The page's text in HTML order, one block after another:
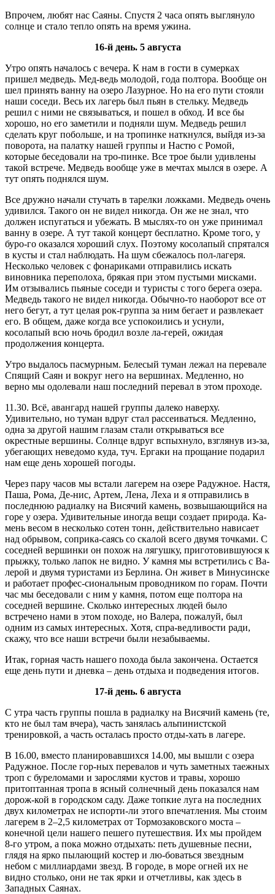
Впрочем, любят нас Саяны. Спустя 2 часа опять выглянуло
солнце и стало тепло опять на время ужина.
16-й день. 5 августа
Утро опять началось с вечера. К нам в гости в сумерках
пришел медведь. Мед-ведь молодой, года полтора. Вообще он
шел принять ванну на озеро Лазурное. Но на его пути стояли
наши соседи. Весь их лагерь был пьян в стельку. Медведь
решил с ними не связываться, и пошел в обход. И все бы
хорошо, но его заметили и подняли шум. Медведь решил
сделать круг побольше, и на тропинке наткнулся, выйдя из-за
поворота, на палатку нашей группы и Настю с Ромой,
которые беседовали на тро-пинке. Все трое были удивлены
такой встрече. Медведь вообще уже в мечтах мылся в озере. А
тут опять поднялся шум.
Все дружно начали стучать в тарелки ложками. Медведь очень
удивился. Такого он не видел никогда. Он же не знал, что
должен испугаться и убежать. В мыслях-то он уже принимал
ванну в озере. А тут такой концерт бесплатно. Кроме того, у
буро-го оказался хороший слух. Поэтому косолапый спрятался
в кусты и стал наблюдать. На шум сбежалось пол-лагеря.
Несколько человек с фонариками отправились искать
виновника переполоха, брякая при этом пустыми мисками.
Им отзывались пьяные соседи и туристы с того берега озера.
Медведь такого не видел никогда. Обычно-то наоборот все от
него бегут, а тут целая рок-группа за ним бегает и развлекает
его. В общем, даже когда все успокоились и уснули,
косолапый всю ночь бродил возле ла-герей, ожидая
продолжения концерта.
Утро выдалось пасмурным. Белесый туман лежал на перевале
Спящий Саян и вокруг него на вершинах. Медленно, но
верно мы одолевали наш последний перевал в этом проходе.
11.30. Всё, авангард нашей группы далеко наверху.
Удивительно, но туман вдруг стал рассеиваться. Медленно,
одна за другой нашим глазам стали открываться все
окрестные вершины. Солнце вдруг вспыхнуло, взглянув из-за,
убегающих неведомо куда, туч. Ергаки на прощание подарил
нам еще день хорошей погоды.
Через пару часов мы встали лагерем на озере Радужное. Настя,
Паша, Рома, Де-нис, Артем, Лена, Леха и я отправились в
последнюю радиалку на Висячий камень, возвышающийся на
горе у озера. Удивительные иногда вещи создает природа. Ка-
мень весом в несколько сотен тонн, действительно нависает
над обрывом, соприка-саясь со скалой всего двумя точками. С
соседней вершинки он похож на лягушку, приготовившуюся к
прыжку, только лапок не видно. У камня мы встретились с Ва-
лерой и двумя туристами из Берлина. Он живет в Минусинске
и работает профес-сиональным проводником по горам. Почти
час мы беседовали с ним у камня, потом еще полтора на
соседней вершине. Сколько интересных людей было
встречено нами в этом походе, но Валера, пожалуй, был
одним из самых интересных. Хотя, спра-ведливости ради,
скажу, что все наши встречи были незабываемы.
Итак, горная часть нашего похода была закончена. Остается
еще день пути и дневка – день отдыха и подведения итогов.
17-й день. 6 августа
С утра часть группы пошла в радиалку на Висячий камень (те,
кто не был там вчера), часть занялась альпинистской
тренировкой, а часть осталась просто отды-хать в лагере.
В 16.00, вместо планировавшихся 14.00, мы вышли с озера
Радужное. После гор-ных перевалов и чуть заметных таежных
троп с буреломами и зарослями кустов и травы, хорошо
притоптанная тропа в ясный солнечный день показался нам
дорож-кой в городском саду. Даже топкие луга на последних
двух километрах не испорти-ли этого впечатления. Мы стоим
лагерем в 2–2,5 километрах от Тормозаковского моста –
конечной цели нашего пешего путешествия. Их мы пройдем
8-го утром, а пока можно отдыхать: петь душевные песни,
глядя на ярко пылающий костер и лю-боваться звездным
небом с миллиардами звезд. В городе, в море огней их не
видно столько, они не так ярки и отчетливы, как здесь в
Западных Саянах.